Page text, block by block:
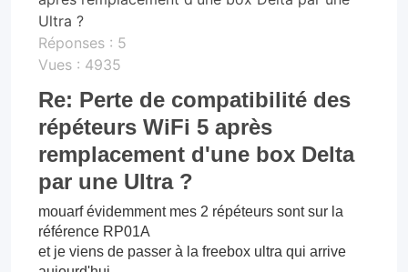
Ultra ?
Réponses : 5
Vues : 4935
Re: Perte de compatibilité des
répéteurs WiFi 5 après
remplacement d'une box Delta
par une Ultra ?
mouarf évidemment mes 2 répéteurs sont sur la
référence RP01A
et je viens de passer à la freebox ultra qui arrive